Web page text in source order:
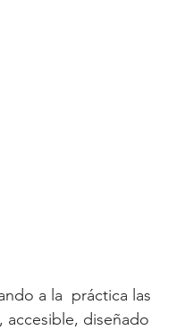
a la  práctica las
accesible, diseñado